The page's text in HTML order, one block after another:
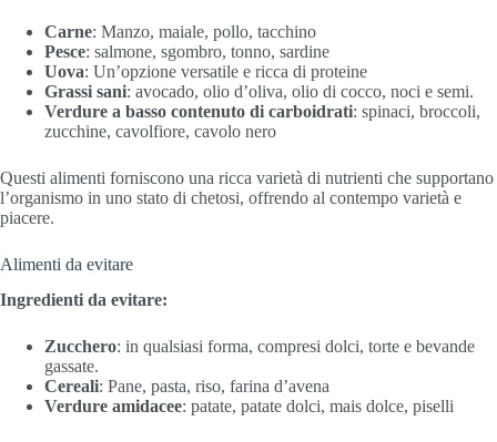
Carne: Manzo, maiale, pollo, tacchino
Pesce: salmone, sgombro, tonno, sardine
Uova: Un’opzione versatile e ricca di proteine
Grassi sani: avocado, olio d’oliva, olio di cocco, noci e semi.
Verdure a basso contenuto di carboidrati: spinaci, broccoli,
zucchine, cavolfiore, cavolo nero
Questi alimenti forniscono una ricca varietà di nutrienti che supportano
l’organismo in uno stato di chetosi, offrendo al contempo varietà e
piacere.
Alimenti da evitare
Ingredienti da evitare:
Zucchero: in qualsiasi forma, compresi dolci, torte e bevande
gassate.
Cereali: Pane, pasta, riso, farina d’avena
Verdure amidacee: patate, patate dolci, mais dolce, piselli